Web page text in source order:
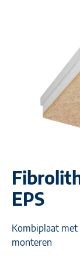
EPS
Kombiplaat
monteren